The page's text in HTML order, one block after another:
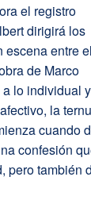
el registro
dirigirá los
escena entre el
de Marco
lo individual y
la
cuando
confesión
pero también